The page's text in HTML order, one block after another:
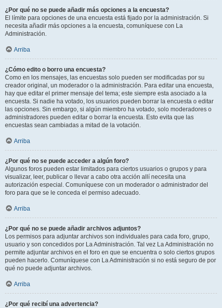
¿Por qué no se puede añadir más opciones a la encuesta?
El límite para opciones de una encuesta está fijado por la administración. Si
necesita añadir más opciones a la encuesta, comuníquese con La
Administración.
Arriba
¿Cómo edito o borro una encuesta?
Como en los mensajes, las encuestas solo pueden ser modificadas por su
creador original, un moderador o la administración. Para editar una encuesta,
hay que editar el primer mensaje del tema; este siempre esta asociado a la
encuesta. Si nadie ha votado, los usuarios pueden borrar la encuesta o editar
las opciones. Sin embargo, si algún miembro ha votado, solo moderadores o
administradores pueden editar o borrar la encuesta. Esto evita que las
encuestas sean cambiadas a mitad de la votación.
Arriba
¿Por qué no se puede acceder a algún foro?
Algunos foros pueden estar limitados para ciertos usuarios o grupos y para
visualizar, leer, publicar o llevar a cabo otra acción allí necesita una
autorización especial. Comuníquese con un moderador o administrador del
foro para que se le conceda el permiso adecuado.
Arriba
¿Por qué no se puede añadir archivos adjuntos?
Los permisos para adjuntar archivos son individuales para cada foro, grupo,
usuario y son concedidos por La Administración. Tal vez La Administración no
permite adjuntar archivos en el foro en que se encuentra o solo ciertos grupos
pueden hacerlo. Comuníquese con La Administración si no está seguro de por
qué no puede adjuntar archivos.
Arriba
¿Por qué recibí una advertencia?